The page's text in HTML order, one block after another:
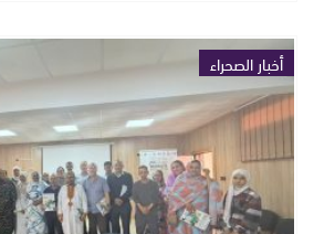
أخبار الصحراء